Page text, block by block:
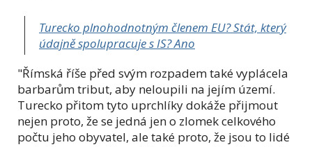
Turecko plnohodnotným členem EU? Stát, který
údajně spolupracuje s IS? Ano
"Římská říše před svým rozpadem také vyplácela
barbarům tribut, aby neloupili na jejím území.
Turecko přitom tyto uprchlíky dokáže přijmout
nejen proto, že se jedná jen o zlomek celkového
počtu jeho obyvatel, ale také proto, že jsou to lidé